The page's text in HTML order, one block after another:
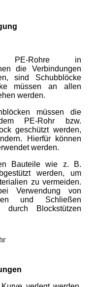
PE-Rohre in
die Verbindungen
sind Schubblöcke
müssen an allen
werden.
müssen die
PE-Rohr bzw.
geschützt werden,
Hierfür können
werden.
Bauteile wie z. B.
werden, um
zu vermeiden.
Verwendung von
und Schließen
durch Blockstützen